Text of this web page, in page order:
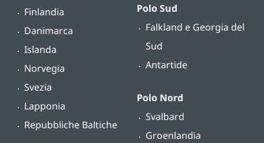
Finlandia
Danimarca
Islanda
Norvegia
Svezia
Lapponia
Repubbliche Baltiche
Polo Sud
Falkland e Georgia del
Sud
Antartide
Polo Nord
Svalbard
Groenlandia